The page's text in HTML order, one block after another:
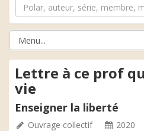
Lettre à ce prof
vie
Enseigner la liberté
Ouvrage collectif 2020